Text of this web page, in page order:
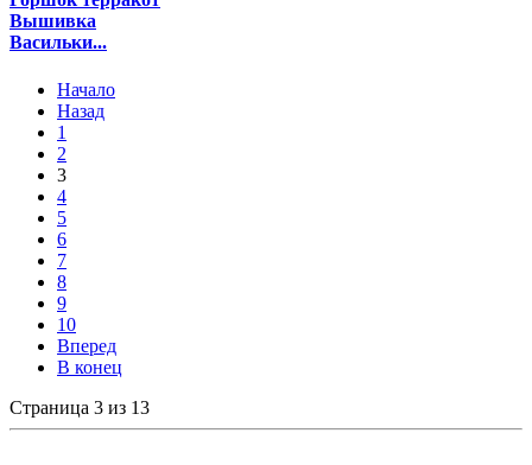
Вышивка
Васильки...
Начало
Назад
1
2
3
4
5
6
7
8
9
10
Вперед
В конец
Страница 3 из 13